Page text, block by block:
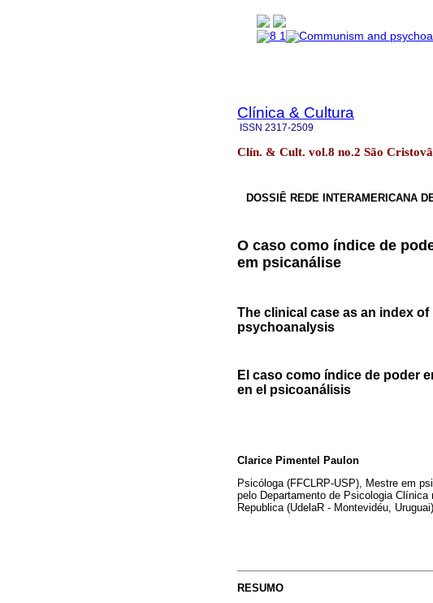
Clínica & Cultura
ISSN 2317-2509
Clín. & Cult. vol.8 no.2 São
DOSSIÊ REDE INTERAMERICANA
O caso como índice de
em psicanálise
The clinical case as an index
psychoanalysis
El caso como índice de poder
en el psicoanálisis
Clarice Pimentel Paulon
Psicóloga (FFCLRP-USP), Mestre em
pelo Departamento de Psicologia
Republica (UdelaR - Montevidéu,
RESUMO